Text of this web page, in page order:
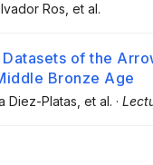
Ros , et al.
of the
Bronze Age
Diez-Platas , et al. ·